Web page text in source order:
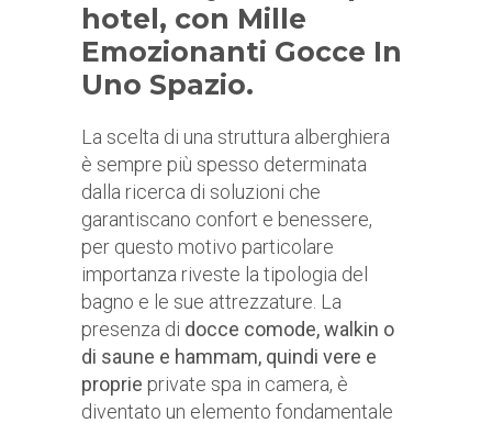
hotel, con Mille
Emozionanti Gocce In
Uno Spazio.
La scelta di una struttura alberghiera
è sempre più spesso determinata
dalla ricerca di soluzioni che
garantiscano confort e benessere,
per questo motivo particolare
importanza riveste la tipologia del
bagno e le sue attrezzature. La
presenza di docce comode, walkin o
di saune e hammam, quindi vere e
proprie private spa in camera, è
diventato un elemento fondamentale